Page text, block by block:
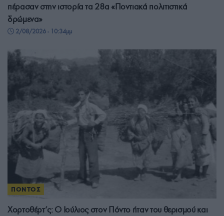
πέρασαν στην ιστορία τα 28α «Ποντιακά πολιτιστικά
δρώμενα»
2/08/2026 - 10:34μμ
ΠΟΝΤΟΣ
Χορτοθέρτ’ς: Ο Ιούλιος στον Πόντο ήταν του θερισμού και